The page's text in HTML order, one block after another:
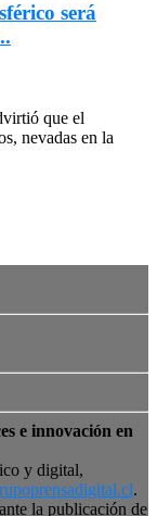
será
que el
nevadas en la
e innovación en
y digital,
.
la publicación de